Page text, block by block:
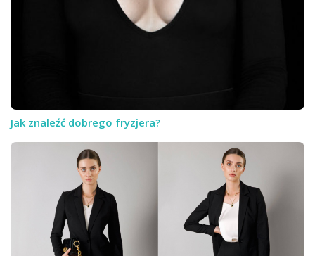
Jak znaleźć dobrego fryzjera?